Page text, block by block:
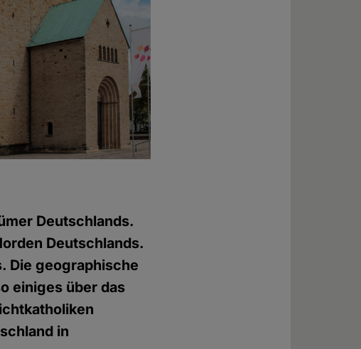
Deutschlands.
Deutschlands.
Die geographische
einiges über das
in